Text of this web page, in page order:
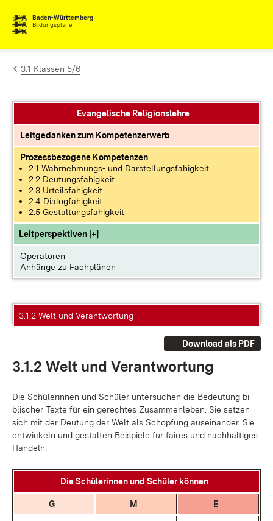
Zum Inhalt springen
Baden-Württemberg
Bildungspläne
3.1 Klassen 5/6
Evangelische Religionslehre
Leitgedanken zum Kompetenzerwerb
Prozessbezogene Kompetenzen
2.1 Wahrnehmungs- und Darstellungsfähigkeit
2.2 Deutungsfähigkeit
2.3 Urteilsfähigkeit
2.4 Dialogfähigkeit
2.5 Gestaltungsfähigkeit
Leitperspektiven [+]
Operatoren
Anhänge zu Fachplänen
3.1.2 Welt und Verantwortung
Download als PDF
3.1.2 Welt und Ver­ant­wor­tung
Die Schü­le­rin­nen und Schü­ler un­ter­su­chen die Be­deu­tung bi­
bli­scher Tex­te für ein ge­rech­tes Zu­sam­men­le­ben. Sie set­zen
sich mit der Deu­tung der Welt als Schöp­fung aus­ein­an­der. Sie
ent­wi­ckeln und ge­stal­ten Bei­spie­le für fai­res und nach­hal­ti­ges
Han­deln.
Die Schü­le­rin­nen und Schü­ler kön­nen
G M E